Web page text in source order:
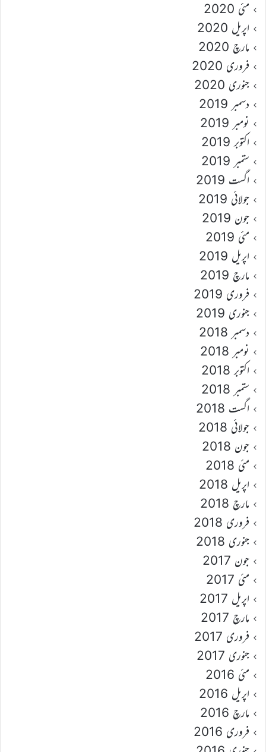
مئی 2020
اپریل 2020
مارچ 2020
فروری 2020
جنوری 2020
دسمبر 2019
نومبر 2019
اکتوبر 2019
ستمبر 2019
اگست 2019
جولائی 2019
جون 2019
مئی 2019
اپریل 2019
مارچ 2019
فروری 2019
جنوری 2019
دسمبر 2018
نومبر 2018
اکتوبر 2018
ستمبر 2018
اگست 2018
جولائی 2018
جون 2018
مئی 2018
اپریل 2018
مارچ 2018
فروری 2018
جنوری 2018
جون 2017
مئی 2017
اپریل 2017
مارچ 2017
فروری 2017
جنوری 2017
مئی 2016
اپریل 2016
مارچ 2016
فروری 2016